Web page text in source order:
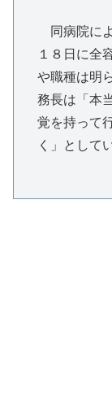
同病院に
１８日に全
や職種は明
務長は「本
覚を持って
く」として